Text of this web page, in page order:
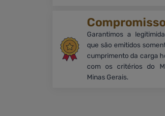
Garantimos a
que são emitidos
cumprimento da carga
com os critérios do
Minas Gerais.